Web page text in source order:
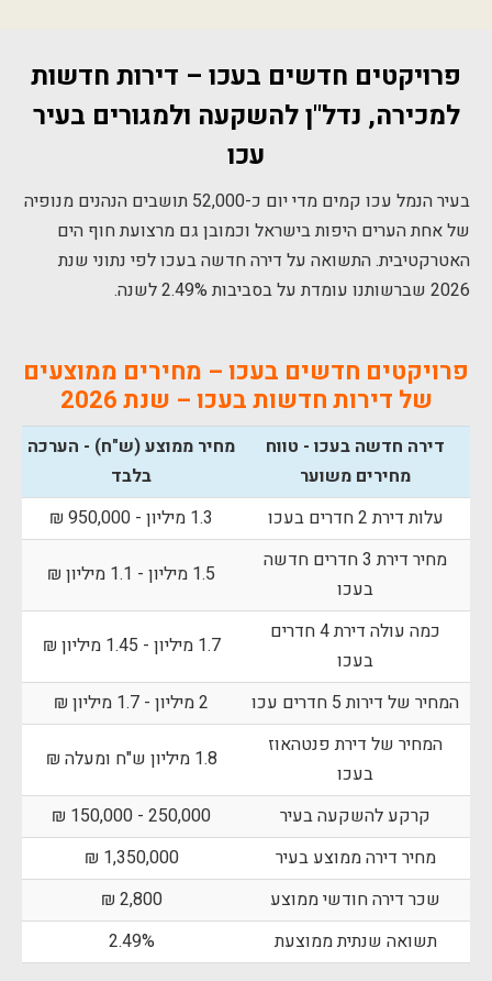
פרויקטים חדשים בעכו – דירות חדשות
למכירה, נדל"ן להשקעה ולמגורים בעיר
עכו
בעיר הנמל עכו קמים מדי יום כ-52,000 תושבים הנהנים מנופיה
של אחת הערים היפות בישראל וכמובן גם מרצועת חוף הים
האטרקטיבית. התשואה על דירה חדשה בעכו לפי נתוני שנת
2026 שברשותנו עומדת על בסביבות 2.49% לשנה.
פרויקטים חדשים בעכו – מחירים ממוצעים
של דירות חדשות בעכו – שנת 2026
דירה חדשה בעכו - טווח
מחירים משוער
מחיר ממוצע (ש"ח) - הערכה
בלבד
עלות דירת 2 חדרים בעכו
1.3 מיליון - 950,000 ₪
מחיר דירת 3 חדרים חדשה
בעכו
1.5 מיליון - 1.1 מיליון ₪
כמה עולה דירת 4 חדרים
בעכו
1.7 מיליון - 1.45 מיליון ₪
המחיר של דירות 5 חדרים עכו
2 מיליון - 1.7 מיליון ₪
המחיר של דירת פנטהאוז
בעכו
1.8 מיליון ש"ח ומעלה ₪
קרקע להשקעה בעיר
250,000 - 150,000 ₪
מחיר דירה ממוצע בעיר
1,350,000 ₪
שכר דירה חודשי ממוצע
2,800 ₪
תשואה שנתית ממוצעת
2.49%